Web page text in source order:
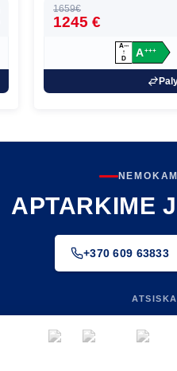
1659€
1245 €
A+++
↑
D
A+++
APTARKIME
+370 609 63833